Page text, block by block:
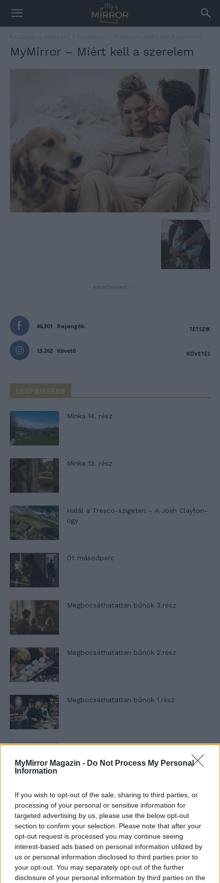
MyMirror Magazin - Do Not Process My Personal
Information
If you wish to opt-out of the sale, sharing to third parties, or
processing of your personal or sensitive information for
targeted advertising by us, please use the below opt-out
section to confirm your selection. Please note that after your
opt-out request is processed you may continue seeing
interest-based ads based on personal information utilized by
us or personal information disclosed to third parties prior to
your opt-out. You may separately opt-out of the further
disclosure of your personal information by third parties on the
MyMirror – Miért kell a szerelem
- Advertisement -
46,301 Rajongók TETSZIK
13,262 Követő KÖVETÉS
LEGFRISSEBB
Minka 14. rész
Minka 13. rész
Halál a Tresco-szigeten – A Josh Clayton-
ügy
Öt másodperc
Megbocsáthatatlan bűnök 3.rész
Megbocsáthatatlan bűnök 2.rész
Megbocsáthatatlan bűnök 1.rész
Szent Genovéva, a túlélő Franciaország
Minka 12. rész
Minka 11. rész